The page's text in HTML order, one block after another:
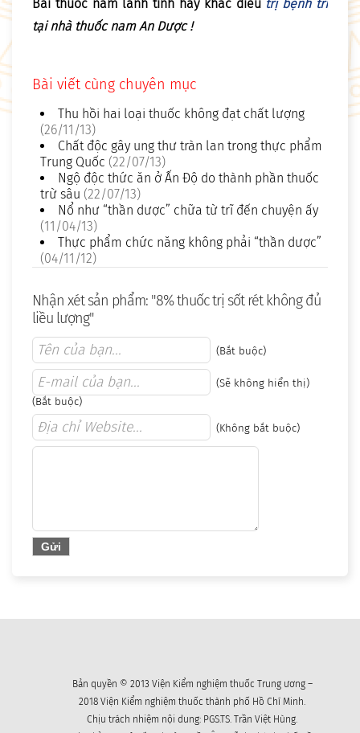
Bài thuốc nam lành tính hay khác điều trị bệnh trĩ
tại nhà thuốc nam An Dược !
Bài viết cùng chuyên mục
Thu hồi hai loại thuốc không đạt chất lượng
(26/11/13)
Chất độc gây ung thư tràn lan trong thực phẩm
Trung Quốc (22/07/13)
Ngộ độc thức ăn ở Ấn Độ do thành phần thuốc
trừ sâu (22/07/13)
Nổ như “thần dược” chữa từ trĩ đến chuyện ấy
(11/04/13)
Thực phẩm chức năng không phải “thần dược”
(04/11/12)
Nhận xét sản phẩm: "8% thuốc trị sốt rét không đủ
liều lượng"
(Bắt buộc)
(Sẽ không hiển thị)
(Bắt buộc)
(Không bắt buộc)
Bản quyền © 2013 Viện Kiểm nghiệm thuốc Trung ương –
2018 Viện Kiểm nghiệm thuốc thành phố Hồ Chí Minh.
Chịu trách nhiệm nội dung: PGS.TS. Trần Việt Hùng.